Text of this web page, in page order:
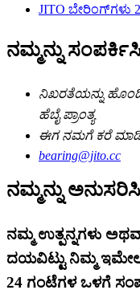
JITO ಬೇರಿಂಗ್‌ಗಳು
ನಮ್ಮನ್ನು
ನಿಖರತೆಯನ್ನು
ಹೆಬೈ ಪ್ರಾಂತ್ಯ
ಈಗ ನಮಗೆ ಕರೆ
bearing@jito.cc
ನಮ್ಮನ್ನು ಅನುಸರಿಸಿ
ನಮ್ಮ ಉತ್ಪನ್ನಗಳು
ದಯವಿಟ್ಟು ನಿಮ್ಮ
24 ಗಂಟೆಗಳ ಒಳಗೆ